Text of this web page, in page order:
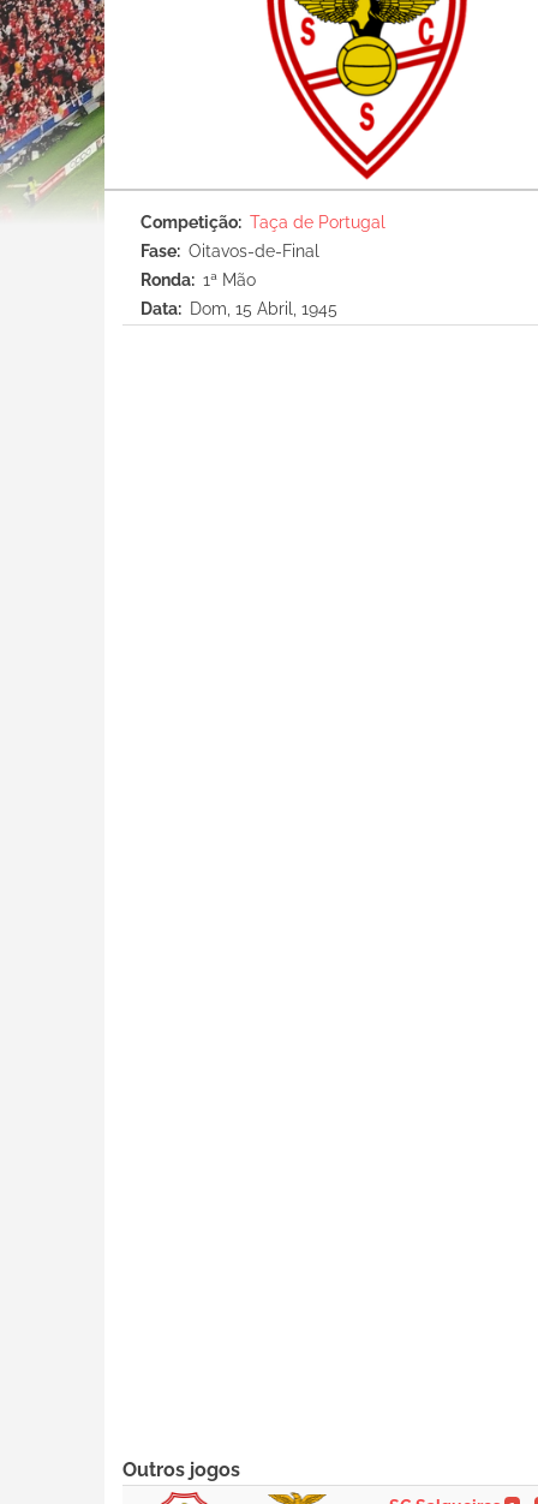
Competição
Taça de Portugal
Fase
Oitavos-de-Final
Ronda
1ª Mão
Data
Dom, 15 Abril, 1945
Outros jogos